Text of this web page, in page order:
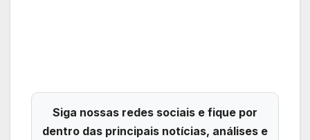
Siga nossas redes sociais e fique por
dentro das principais notícias, análises e